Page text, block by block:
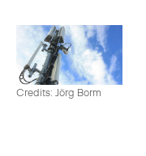
Credits: Jörg Borm